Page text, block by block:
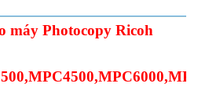
máy Photocopy Ricoh